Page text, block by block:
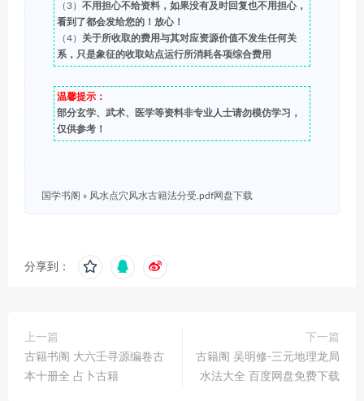
（3） 不用担心不给资料，如果没有及时回复也不用担心，
看到了都会发给您的！放心！
（4） 关于所收取的费用与其对应资源价值不发生任何关
系，只是象征的收取站点运行所消耗各项综合费用
温馨提示：
部分玄学、武术、医学等资料非专业人士请勿模仿学习，
仅供参考！
国学书阁 » 风水点穴风水古籍法分受.pdf网盘下载
分享到：
上一篇
古籍书阁 大六壬寻源编卷古
本十册全 占卜古籍
下一篇
古籍阁 吴明修-三元地理龙局
水法大全 百度网盘免费下载